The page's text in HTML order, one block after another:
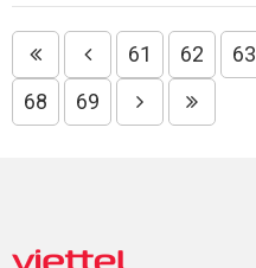
61 62 63
68
69